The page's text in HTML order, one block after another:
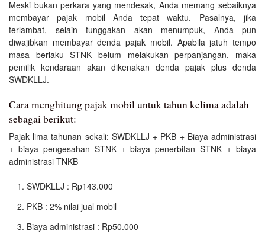
Meski bukan perkara yang mendesak, Anda memang sebaiknya
membayar pajak mobil Anda tepat waktu. Pasalnya, jika
terlambat, selain tunggakan akan menumpuk, Anda pun
diwajibkan membayar denda pajak mobil. Apabila jatuh tempo
masa berlaku STNK belum melakukan perpanjangan, maka
pemilik kendaraan akan dikenakan denda pajak plus denda
SWDKLLJ.
Cara menghitung pajak mobil untuk tahun kelima adalah
sebagai berikut:
Pajak lima tahunan sekali: SWDKLLJ + PKB + Biaya administrasi
+ biaya pengesahan STNK + biaya penerbitan STNK + biaya
administrasi TNKB
SWDKLLJ : Rp143.000
PKB : 2% nilai jual mobil
Biaya administrasi : Rp50.000